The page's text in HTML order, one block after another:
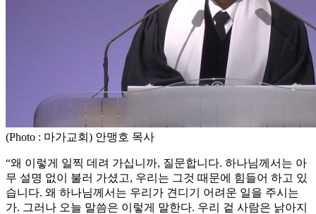
(Photo : 마가교회) 안맹호 목사
“왜 이렇게 일찍 데려 가십니까, 질문합니다. 하나님께서는 아
무 설명 없이 불러 가셨고, 우리는 그것 때문에 힘들어 하고 있
습니다. 왜 하나님께서는 우리가 견디기 어려운 일을 주시는
가. 그러나 오늘 말씀은 이렇게 말한다. 우리 겉 사람은 낡아지